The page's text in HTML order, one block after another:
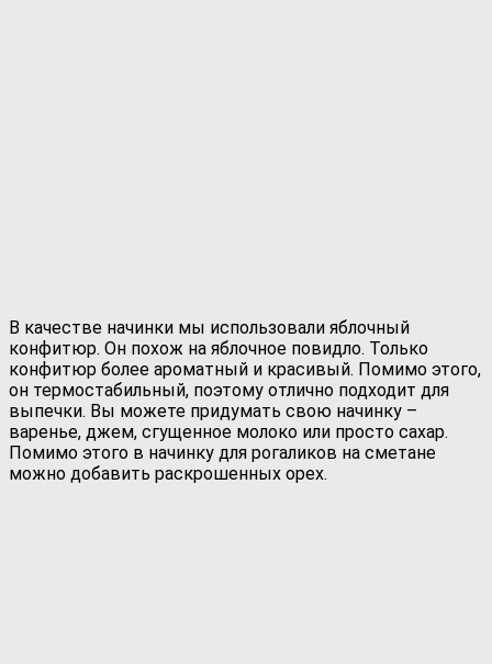
В качестве начинки мы использовали яблочный
конфитюр. Он похож на яблочное повидло. Только
конфитюр более ароматный и красивый. Помимо этого,
он термостабильный, поэтому отлично подходит для
выпечки. Вы можете придумать свою начинку –
варенье, джем, сгущенное молоко или просто сахар.
Помимо этого в начинку для рогаликов на сметане
можно добавить раскрошенных орех.